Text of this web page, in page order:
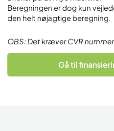
Beregningen er dog kun
den helt nøjagtige beregning.
OBS: Det kræver CVR
Gå til